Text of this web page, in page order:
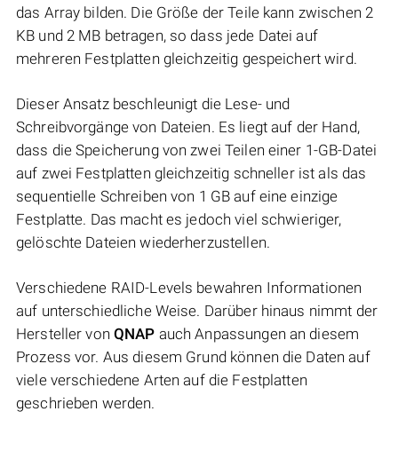
das Array bilden. Die Größe der Teile kann zwischen 2
KB und 2 MB betragen, so dass jede Datei auf
mehreren Festplatten gleichzeitig gespeichert wird.
Dieser Ansatz beschleunigt die Lese- und
Schreibvorgänge von Dateien. Es liegt auf der Hand,
dass die Speicherung von zwei Teilen einer 1-GB-Datei
auf zwei Festplatten gleichzeitig schneller ist als das
sequentielle Schreiben von 1 GB auf eine einzige
Festplatte. Das macht es jedoch viel schwieriger,
gelöschte Dateien wiederherzustellen.
Verschiedene RAID-Levels bewahren Informationen
auf unterschiedliche Weise. Darüber hinaus nimmt der
Hersteller von QNAP auch Anpassungen an diesem
Prozess vor. Aus diesem Grund können die Daten auf
viele verschiedene Arten auf die Festplatten
geschrieben werden.